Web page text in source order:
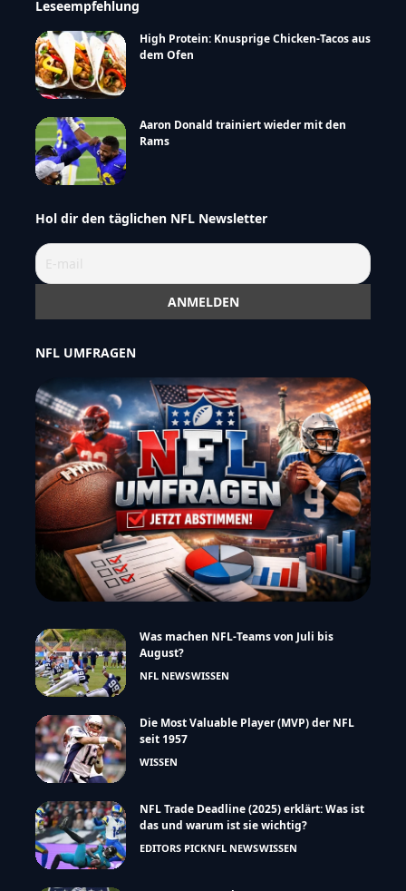
Leseempfehlung
High Protein: Knusprige Chicken-Tacos aus
dem Ofen
Aaron Donald trainiert wieder mit den
Rams
Hol dir den täglichen NFL Newsletter
NFL UMFRAGEN
Was machen NFL-Teams von Juli bis
August?
NFL NEWSWISSEN
Die Most Valuable Player (MVP) der NFL
seit 1957
WISSEN
NFL Trade Deadline (2025) erklärt: Was ist
das und warum ist sie wichtig?
EDITORS PICKNFL NEWSWISSEN